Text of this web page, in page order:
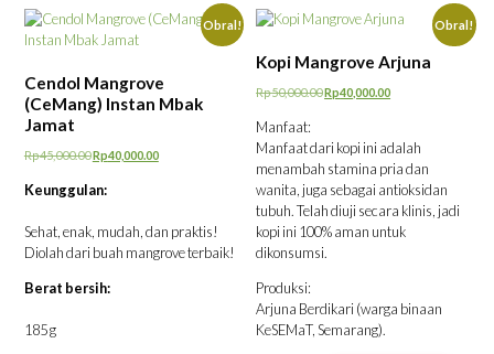
Obral!
Cendol Mangrove
(CeMang) Instan Mbak
Jamat
Rp45,000.00
aslinya
Rp45,000.00.
Rp40,000.00
saat
adalah:
Rp40,000.00.
Keunggulan:
Sehat, enak, mudah, dan praktis!
Diolah dari buah mangrove terbaik!
Berat bersih:
185 g
Obral!
Kopi Mangrove Arjuna
Rp50,000.00
aslinya
adalah:
Rp50,000.00.
Rp40,000.00
saat
ini
adalah:
Rp40,000.00.
Manfaat:
Manfaat dari kopi ini adalah
menambah stamina pria dan
wanita, juga sebagai antioksidan
tubuh. Telah diuji secara klinis, jadi
kopi ini 100% aman untuk
dikonsumsi.
Produksi:
Arjuna Berdikari (warga binaan
KeSEMaT, Semarang).